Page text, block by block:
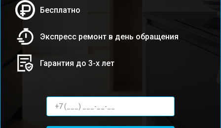
Бесплатно
Экспресс ремонт в день обращения
Гарантия до 3-х лет